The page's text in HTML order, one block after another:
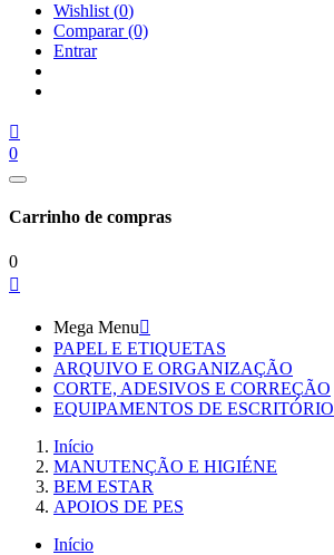
Wishlist (0)
Comparar(0)
Entrar

0
Carrinho de compras
0

Mega Menu
PAPEL E ETIQUETAS
ARQUIVO E ORGANIZAÇÃO
CORTE, ADESIVOS E CORREÇÃO
EQUIPAMENTOS DE ESCRITÓRIO
Início
MANUTENÇÃO E HIGIÉNE
BEM ESTAR
APOIOS DE PES
Início